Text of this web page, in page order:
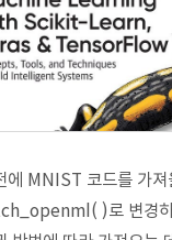
에 MNIST 코드를 가
)로 변경하